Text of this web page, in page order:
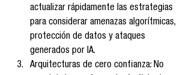
actualizar rápidamente las estrategias
para considerar amenazas algorítmicas,
protección de datos y ataques
generados por IA.
Arquitecturas de cero confianza: No